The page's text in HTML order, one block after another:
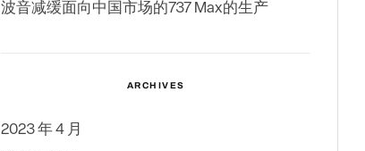
波音减缓面向中国市场的737 Max的生产
ARCHIVES
2023 年 4 月